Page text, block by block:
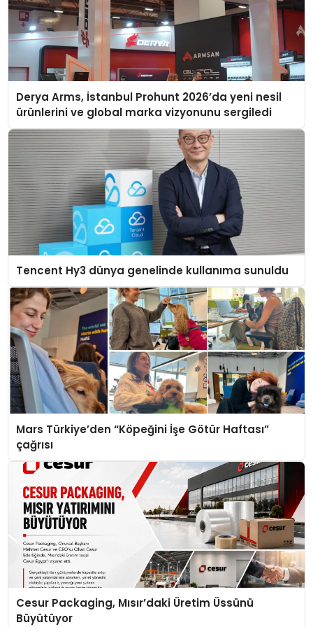
Derya Arms, İstanbul Prohunt 2026’da yeni nesil
ürünlerini ve global marka vizyonunu sergiledi
Tencent Hy3 dünya genelinde kullanıma sunuldu
Mars Türkiye’den “Köpeğini İşe Götür Haftası”
çağrısı
Cesur Packaging, Mısır’daki Üretim Üssünü
Büyütüyor